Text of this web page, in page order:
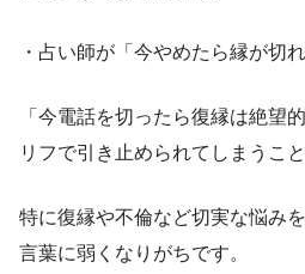
・占い師が「今やめたら縁が切
「今電話を切ったら復縁は絶望
リフで引き止められてしまうこ
特に復縁や不倫など切実な悩み
言葉に弱くなりがちです。